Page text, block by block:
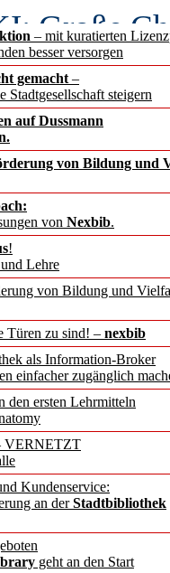
– mit kuratierten
besser versorgen
gemacht –
steigern
auf Dussmann
von Bildung und
von Nexbib.
!
Lehre
von Bildung und
Türen zu sind! – nexbib
als Information-Broker
einfacher zugänglich
den ersten Lehrmitteln
VERNETZT
Kundenservice:
an derStadtbibliothek
geht an den Start
Große
erstes
–
für
in
neu